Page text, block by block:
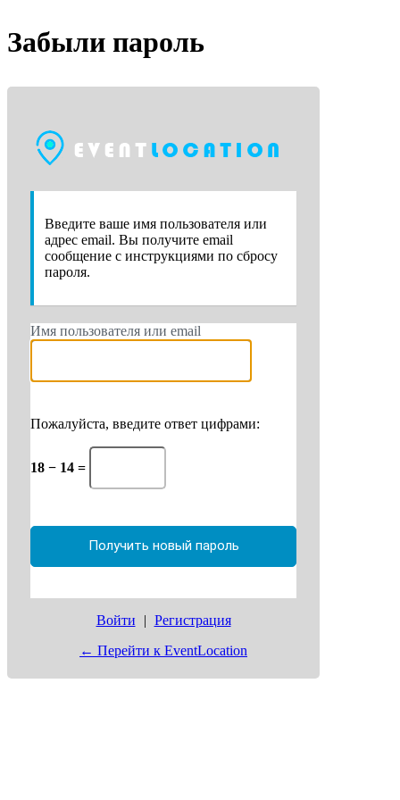
Забыли пароль
Введите ваше имя пользователя или
адрес email. Вы получите email
сообщение с инструкциями по сбросу
пароля.
Имя пользователя или email
Пожалуйста, введите ответ цифрами:
18 − 14 =
Войти | Регистрация
← Перейти к EventLocation